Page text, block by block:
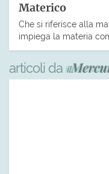
Materico
Che si riferisce alla
impiega la materia
articoli da